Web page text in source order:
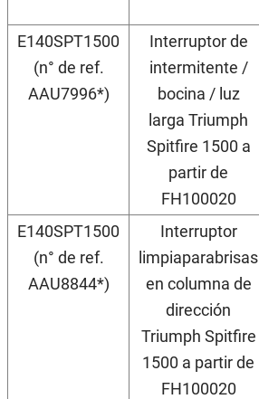
E140SPT1500
(n° de ref.
AAU7996*)
Interruptor de
intermitente /
bocina / luz
larga Triumph
Spitfire 1500 a
partir de
FH100020
E140SPT1500
(n° de ref.
AAU8844*)
Interruptor
limpiaparabrisas
en columna de
dirección
Triumph Spitfire
1500 a partir de
FH100020